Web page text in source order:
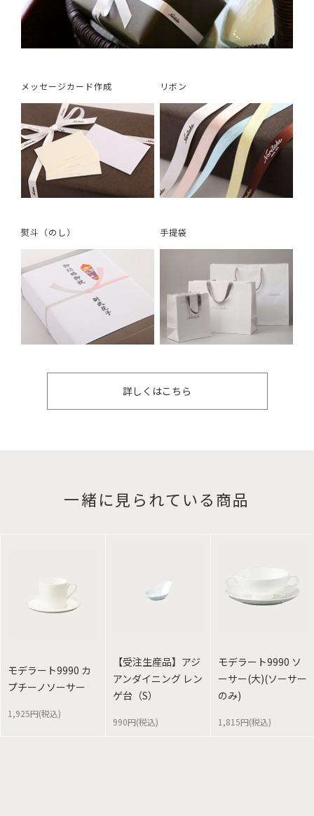
メッセージカード作成 リボン
熨斗（のし） 手提袋
詳しくはこちら
一緒に見られている商品
モデラート9990 カ
プチーノソーサー
1,925円(税込)
【受注生産品】アジ
アンダイニング レン
ゲ台（S）
990円(税込)
モデラート9990 ソ
ーサー(大)(ソーサー
のみ)
1,815円(税込)